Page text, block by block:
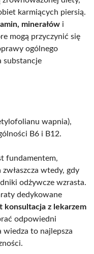
karmiących piersią.
minerałów i
mogą przyczynić się
ogólnego
substancje
wapnia),
B6 i B12.
fundamentem,
wtedy, gdy
odżywcze wzrasta.
dedykowane
konsultacja z lekarzem
odpowiedni
to najlepsza